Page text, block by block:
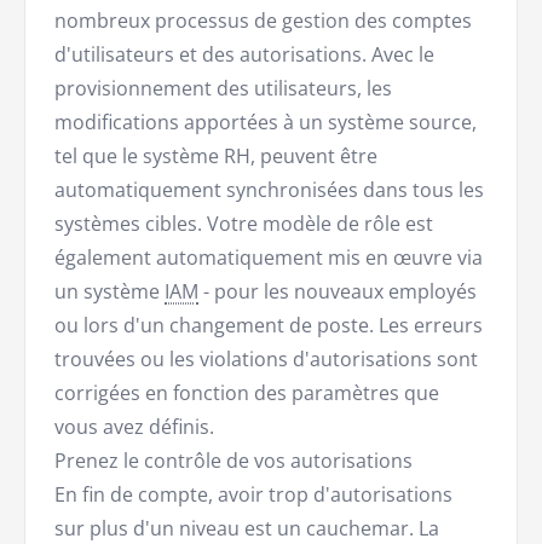
nombreux processus de gestion des comptes
d'utilisateurs et des autorisations. Avec le
provisionnement des utilisateurs, les
modifications apportées à un système source,
tel que le système RH, peuvent être
automatiquement synchronisées dans tous les
systèmes cibles. Votre modèle de rôle est
également automatiquement mis en œuvre via
un système IAM - pour les nouveaux employés
ou lors d'un changement de poste. Les erreurs
trouvées ou les violations d'autorisations sont
corrigées en fonction des paramètres que
vous avez définis.
Prenez le contrôle de vos autorisations
En fin de compte, avoir trop d'autorisations
sur plus d'un niveau est un cauchemar. La